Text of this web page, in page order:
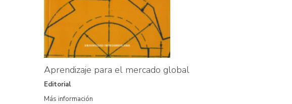
Aprendizaje para el mercado global
Editorial
Más información